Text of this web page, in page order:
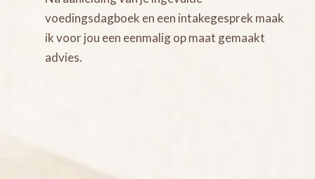
voedingsdagboek en een intakegesprek maak
ik voor jou een eenmalig op maat gemaakt
advies.